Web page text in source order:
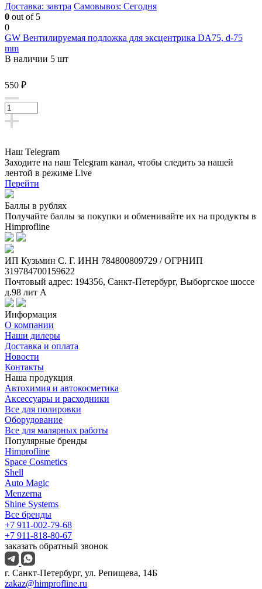
Доставка: завтра Самовывоз: Сегодня
0 out of 5
0
GW Вентилируемая подложка для эксцентрика DA75, d-75
mm
В наличии 5 шт
550 ₽
Наш Telegram
Заходите на наш Telegram канал, чтобы следить за нашей
лентой в режиме Live
Перейти
Баллы в рублях
Получайте баллы за покупки и обменивайте их на продукты в
Himprofline
ИП Кузьмин C. Г. ИНН 784800809729 / ОГРНИП
319784700159622
Почтовый адрес: 194356, Санкт-Петербург, Выборгское шоссе
д.98 лит А
Информация
О компании
Наши дилеры
Доставка и оплата
Новости
Контакты
Наша продукция
Автохимия и автокосметика
Аксессуары и расходники
Все для полировки
Оборудование
Все для малярных работы
Популярные бренды
Himprofline
Space Cosmetics
Shell
Auto Magic
Menzerna
Shine Systems
Все бренды
+7 911-002-79-68
+7 911-818-80-67
заказать обратный звонок
г. Санкт-Петербург, ул. Репищева, 14Б
zakaz@himprofline.ru